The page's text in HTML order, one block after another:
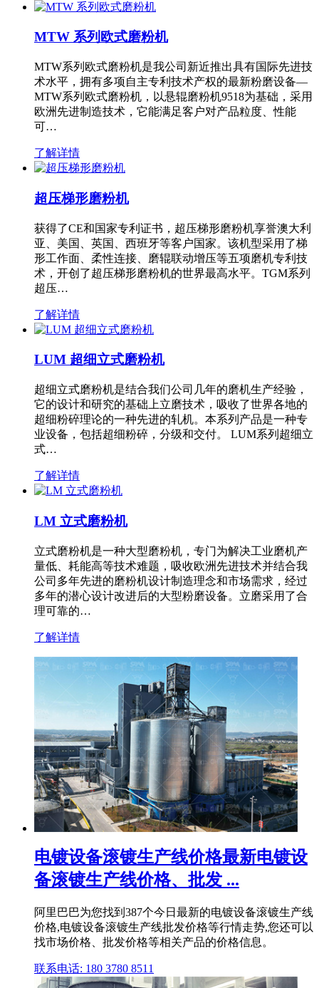
MTW 系列欧式磨粉机
MTW系列欧式磨粉机是我公司新近推出具有国际先进技
术水平，拥有多项自主专利技术产权的最新粉磨设备—
MTW系列欧式磨粉机，以悬辊磨粉机9518为基础，采用
欧洲先进制造技术，它能满足客户对产品粒度、性能
可…
了解详情
超压梯形磨粉机
获得了CE和国家专利证书，超压梯形磨粉机享誉澳大利
亚、美国、英国、西班牙等客户国家。该机型采用了梯
形工作面、柔性连接、磨辊联动增压等五项磨机专利技
术，开创了超压梯形磨粉机的世界最高水平。TGM系列
超压…
了解详情
LUM 超细立式磨粉机
超细立式磨粉机是结合我们公司几年的磨机生产经验，
它的设计和研究的基础上立磨技术，吸收了世界各地的
超细粉碎理论的一种先进的轧机。本系列产品是一种专
业设备，包括超细粉碎，分级和交付。 LUM系列超细立
式…
了解详情
LM 立式磨粉机
立式磨粉机是一种大型磨粉机，专门为解决工业磨机产
量低、耗能高等技术难题，吸收欧洲先进技术并结合我
公司多年先进的磨粉机设计制造理念和市场需求，经过
多年的潜心设计改进后的大型粉磨设备。立磨采用了合
理可靠的…
了解详情
电镀设备滚镀生产线价格最新电镀设
备滚镀生产线价格、批发 ...
阿里巴巴为您找到387个今日最新的电镀设备滚镀生产线
价格,电镀设备滚镀生产线批发价格等行情走势,您还可以
找市场价格、批发价格等相关产品的价格信息。
联系电话: 180 3780 8511